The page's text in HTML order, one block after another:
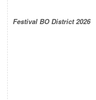
Festival BO District 2026